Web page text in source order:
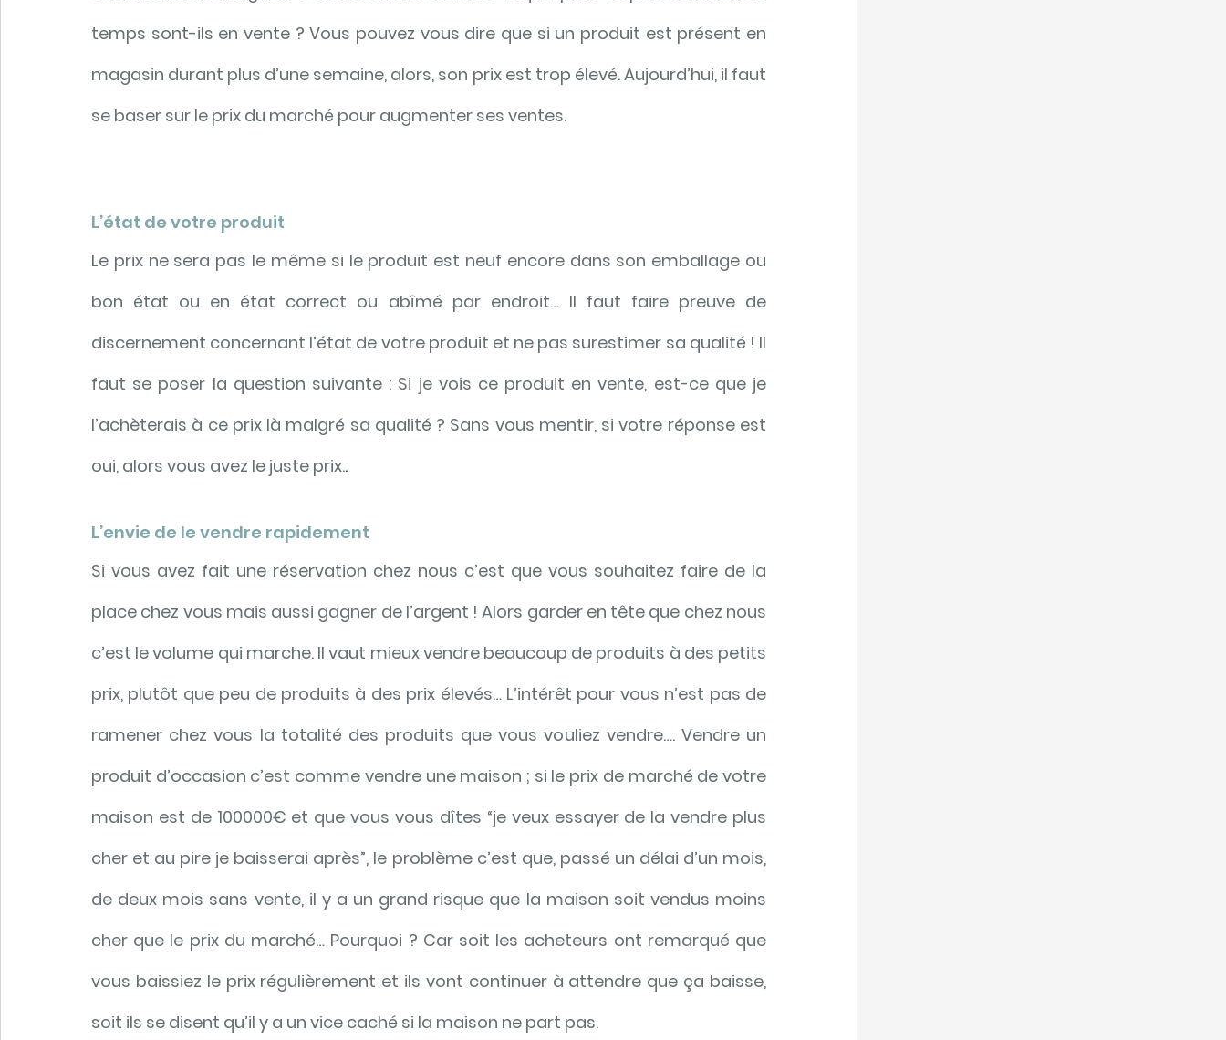
temps sont-ils en vente ? Vous pouvez vous dire que si un produit est présent en
magasin durant plus d’une semaine, alors, son prix est trop élevé. Aujourd’hui, il faut
se baser sur le prix du marché pour augmenter ses ventes.
L’état de votre produit
Le prix ne sera pas le même si le produit est neuf encore dans son emballage
bon état ou en état correct ou abîmé par endroit… Il faut faire preuve de
discernement concernant l’état de votre produit et ne pas surestimer sa qualité ! Il
faut se poser la question suivante : Si je vois ce produit en vente, est-ce que je
l’achèterais à ce prix là malgré sa qualité ? Sans vous mentir, si votre réponse est
oui, alors vous avez le juste prix..
L’envie de le vendre rapidement
Si vous avez fait une réservation chez nous c’est que vous souhaitez faire de la
place chez vous mais aussi gagner de l’argent ! Alors garder en tête que chez nous
c’est le volume qui marche. Il vaut mieux vendre beaucoup de produits à des petits
prix, plutôt que peu de produits à des prix élevés… L’intérêt pour vous n’est pas de
ramener chez vous la totalité des produits que vous vouliez vendre…. Vendre un
produit d’occasion c’est comme vendre une maison ; si le prix de marché de votre
maison est de 100000€ et que vous vous dîtes “je veux essayer de la vendre plus
cher et au pire je baisserai après”, le problème c’est que, passé un délai d’un mois,
de deux mois sans vente, il y a un grand risque que la maison soit vendus moins
cher que le prix du marché… Pourquoi ? Car soit les acheteurs ont remarqué que
vous baissiez le prix régulièrement et ils vont continuer à attendre que ça baisse,
soit ils se disent qu’il y a un vice caché si la maison ne part pas.